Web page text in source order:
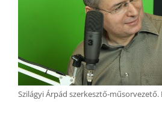
Szilágyi Árpád szerkesztő-